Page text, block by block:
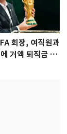
회장, 여직원과
거액 퇴직금 지